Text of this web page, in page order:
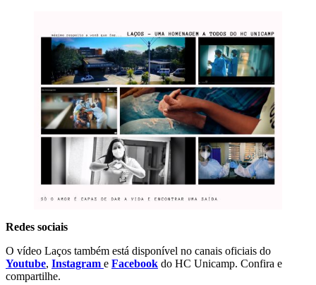
Redes sociais
O vídeo Laços também está disponível no canais oficiais do
Youtube, Instagram e Facebook do HC Unicamp. Confira e
compartilhe.